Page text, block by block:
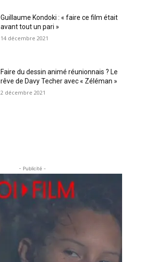
Guillaume Kondoki : « faire ce film était
avant tout un pari »
14 décembre 2021
Faire du dessin animé réunionnais ? Le
rêve de Davy Techer avec « Zéléman »
2 décembre 2021
- Publicité -